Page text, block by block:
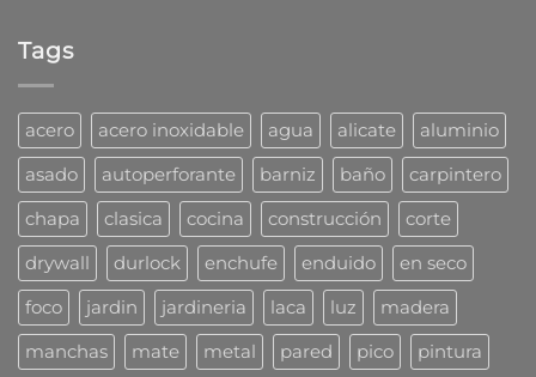
las
cucarachas?
Mirá
cómo
las
combaten
los
profesionales
Tags
acero acero inoxidable agua alicate
aluminio
asado
autoperforante barniz baño
carpintero
chapa
clasica cocina construcción
corte
drywall
durlock enchufe enduido
en seco
foco
jardin jardineria laca luz
madera
manchas
mate metal pared pico
pintura